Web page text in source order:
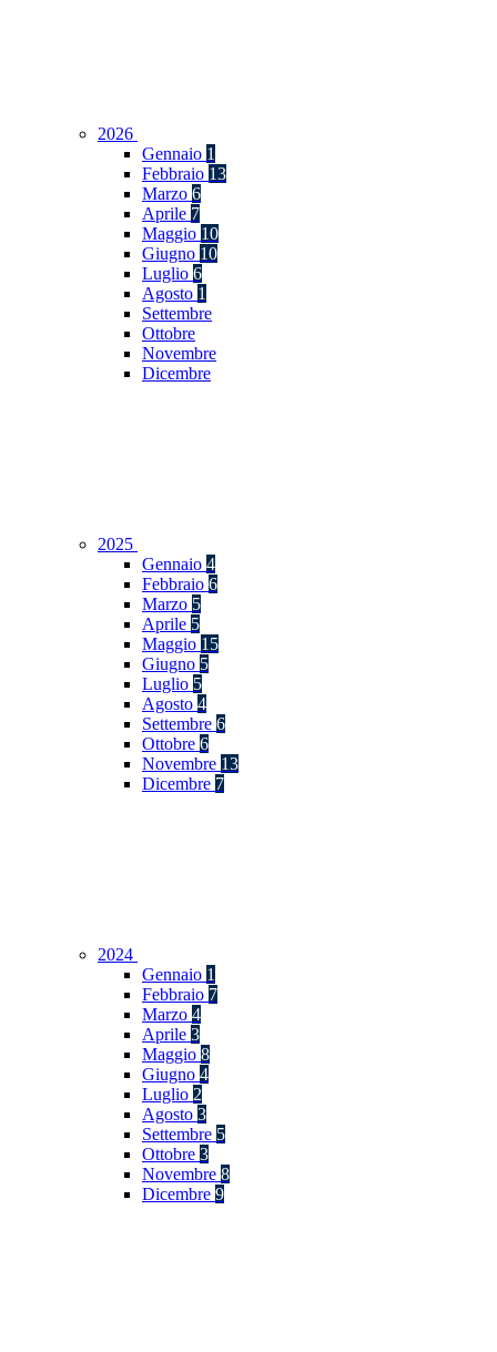
2026
Gennaio 1
Febbraio 13
Marzo 6
Aprile 7
Maggio 10
Giugno 10
Luglio 6
Agosto 1
Settembre
Ottobre
Novembre
Dicembre
2025
Gennaio 4
Febbraio 6
Marzo 5
Aprile 5
Maggio 15
Giugno 5
Luglio 5
Agosto 4
Settembre 6
Ottobre 6
Novembre 13
Dicembre 7
2024
Gennaio 1
Febbraio 7
Marzo 4
Aprile 3
Maggio 8
Giugno 4
Luglio 2
Agosto 3
Settembre 5
Ottobre 3
Novembre 8
Dicembre 9